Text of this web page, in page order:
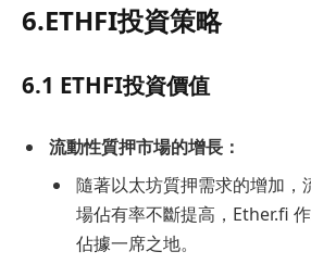
6.ETHFI投資策略
6.1 ETHFI投資價值
流動性質押市場的增長：
隨著以太坊質押需求的增加，
場佔有率不斷提高，Ether.fi
佔據一席之地。